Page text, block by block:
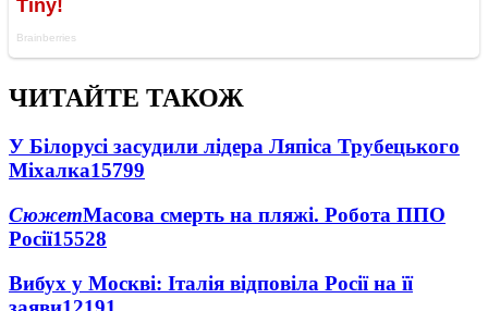
ЧИТАЙТЕ ТАКОЖ
У Білорусі засудили лідера Ляпіса Трубецького
Міхалка15799
СюжетМасова смерть на пляжі. Робота ППО
Росії15528
Вибух у Москві: Італія відповіла Росії на її